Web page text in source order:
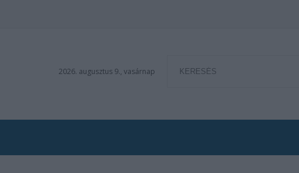
2026. augusztus 9., vasárnap